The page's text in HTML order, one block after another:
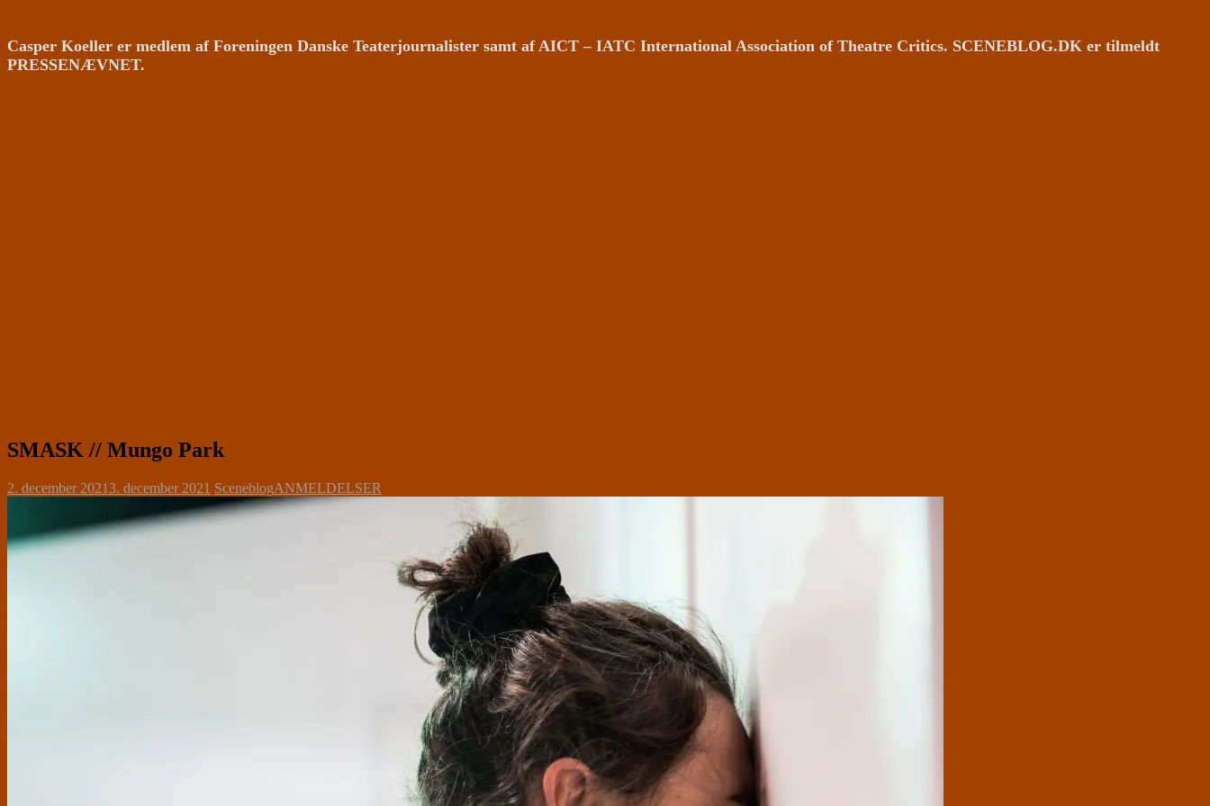
Casper Koeller er medlem af Foreningen Danske Teaterjournalister samt af AICT – IATC International Association of Theatre Critics. SCENEBLOG.DK er tilmeldt
PRESSENÆVNET.
SMASK // Mungo Park
2. december 20213. december 2021 SceneblogANMELDELSER